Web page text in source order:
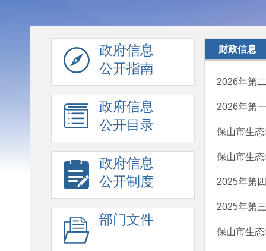
政府信息
公开指南
政府信息
公开目录
政府信息
公开制度
部门文件
财政信息
2026年第
2026年第
保山市生
保山市生
2025年第
2025年第
保山市生